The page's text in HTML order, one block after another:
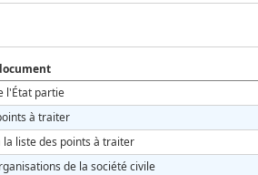
l'État partie
à traiter
la liste des points à traiter
de la société civile